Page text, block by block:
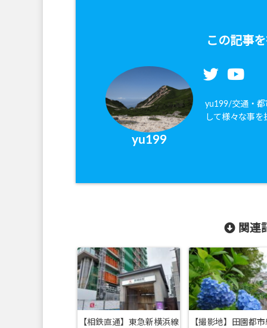
この記事
yu199
yu199/交通・都
して様々な事を
関連
【相鉄直通】東急新横浜線
【撮影地】田園都